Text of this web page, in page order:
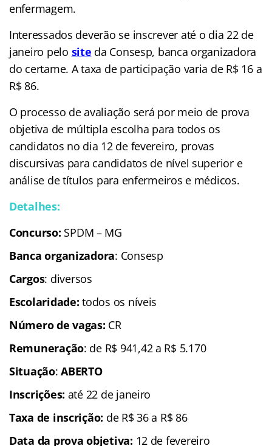
enfermagem.
Interessados deverão se inscrever até o dia 22 de
janeiro pelo site da Consesp, banca organizadora
do certame. A taxa de participação varia de R$ 16 a
R$ 86.
O processo de avaliação será por meio de prova
objetiva de múltipla escolha para todos os
candidatos no dia 12 de fevereiro, provas
discursivas para candidatos de nível superior e
análise de títulos para enfermeiros e médicos.
Detalhes:
Concurso: SPDM – MG
Banca organizadora: Consesp
Cargos: diversos
Escolaridade:todos os níveis
Número de vagas: CR
Remuneração: de R$ 941,42 a R$ 5.170
Situação: ABERTO
Inscrições: até 22 de janeiro
Taxa de inscrição: de R$ 36 a R$ 86
Data da prova objetiva: 12 de fevereiro